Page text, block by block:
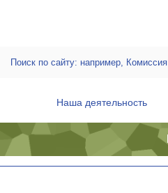
Наша деятельность